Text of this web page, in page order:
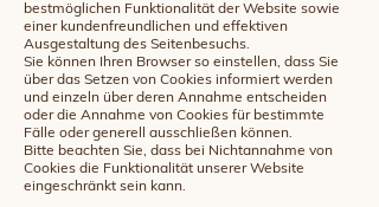
bestmöglichen Funktionalität der Website sowie
einer kundenfreundlichen und effektiven
Ausgestaltung des Seitenbesuchs.
Sie können Ihren Browser so einstellen, dass Sie
über das Setzen von Cookies informiert werden
und einzeln über deren Annahme entscheiden
oder die Annahme von Cookies für bestimmte
Fälle oder generell ausschließen können.
Bitte beachten Sie, dass bei Nichtannahme von
Cookies die Funktionalität unserer Website
eingeschränkt sein kann.